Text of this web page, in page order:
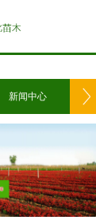
新闻中心 工